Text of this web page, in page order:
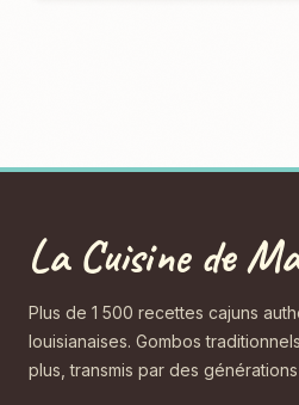
La Cuisine de
Plus de 1 500 recettes cajuns
louisianaises. Gombos
plus, transmis par des